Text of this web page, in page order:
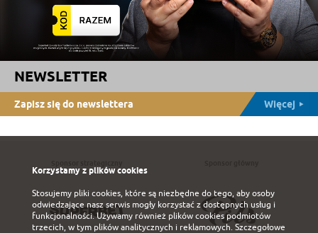
NEWSLETTER
Zapisz się do newslettera Więcej
Korzystamy z plików cookies
Stosujemy pliki cookies, które są niezbędne do tego, aby osoby
odwiedzające nasz serwis mogły korzystać z dostępnych usług i
funkcjonalności. Używamy również plików cookies podmiotów
trzecich, w tym plików analitycznych i reklamowych. Szczegołowe